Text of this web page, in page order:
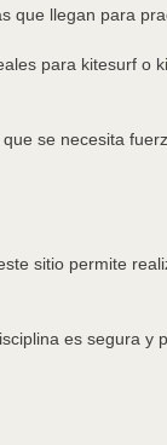
llegan para
para kitesurf
se necesita
sitio permite
es segura